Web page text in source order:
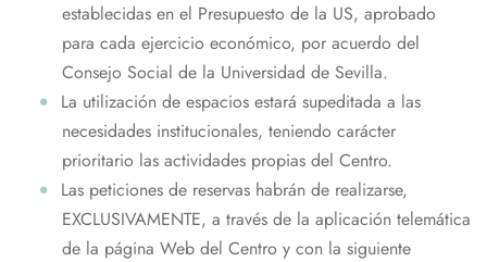
establecidas en el Presupuesto de la US, aprobado
para cada ejercicio económico, por acuerdo del
Consejo Social de la Universidad de Sevilla.
La utilización de espacios estará supeditada a las
necesidades institucionales, teniendo carácter
prioritario las actividades propias del Centro.
Las peticiones de reservas habrán de realizarse,
EXCLUSIVAMENTE, a través de la aplicación telemática
de la página Web del Centro y con la siguiente